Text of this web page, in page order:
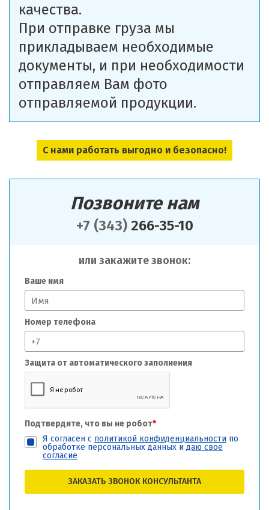
Позвоните нам
+7 (343)266-35-10
или закажите звонок:
Ваше имя
Номер телефона
Защита от автоматического заполнения
Подтвердите, что вы не робот*
Я согласен с политикой конфиденциальности по
обработке персональных данных и даю свое
согласие
ЗАКАЗАТЬ ЗВОНОК КОНСУЛЬТАНТА
качества.
При отправке груза мы
прикладываем необходимые
документы, и при необходимости
отправляем Вам фото
отправляемой продукции.
С нами работать выгодно и безопасно!